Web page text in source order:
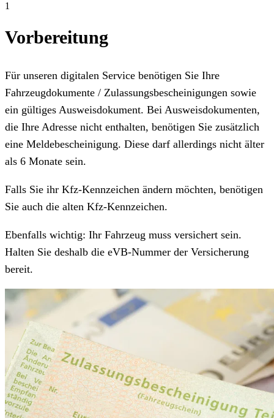
1
Vorbereitung
Für unseren digitalen Service benötigen Sie Ihre
Fahrzeugdokumente / Zulassungsbescheinigungen sowie
ein gültiges Ausweisdokument. Bei Ausweisdokumenten,
die Ihre Adresse nicht enthalten, benötigen Sie zusätzlich
eine Meldebescheinigung. Diese darf allerdings nicht älter
als 6 Monate sein.
Falls Sie ihr Kfz-Kennzeichen ändern möchten, benötigen
Sie auch die alten Kfz-Kennzeichen.
Ebenfalls wichtig: Ihr Fahrzeug muss versichert sein.
Halten Sie deshalb die eVB-Nummer der Versicherung
bereit.